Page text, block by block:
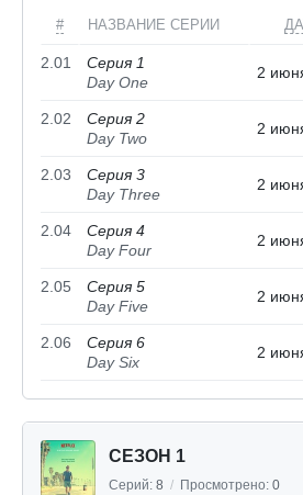
# НАЗВАНИЕ СЕРИИ
2.01
Серия 1
Day One
2
2.02
Серия 2
Day Two
2
2.03
Серия 3
Day Three
2
2.04
Серия 4
Day Four
2
2.05
Серия 5
Day Five
2
2.06
Серия 6
Day Six
2
СЕЗОН 1
Серий: 8 / Просмотрено: 0